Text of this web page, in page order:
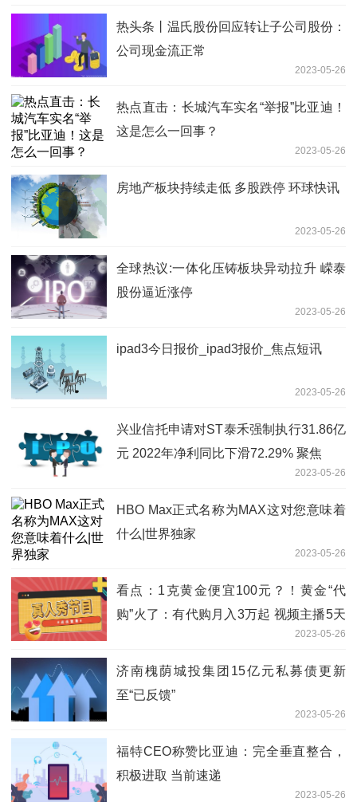
热头条丨温氏股份回应转让子公司股份：
公司现金流正常
2023-05-26
热点直击：长城汽车实名“举报”比亚迪！
这是怎么一回事？
2023-05-26
房地产板块持续走低 多股跌停 环球快讯
2023-05-26
全球热议:一体化压铸板块异动拉升 嵘泰
股份逼近涨停
2023-05-26
ipad3今日报价_ipad3报价_焦点短讯
2023-05-26
兴业信托申请对ST泰禾强制执行31.86亿
元 2022年净利同比下滑72.29% 聚焦
2023-05-26
HBO Max正式名称为MAX这对您意味着
什么|世界独家
2023-05-26
看点：1克黄金便宜100元？！黄金“代
购”火了：有代购月入3万起 视频主播5天
2023-05-26
济南槐荫城投集团15亿元私募债更新
至“已反馈”
2023-05-26
福特CEO称赞比亚迪：完全垂直整合，
积极进取 当前速递
2023-05-26